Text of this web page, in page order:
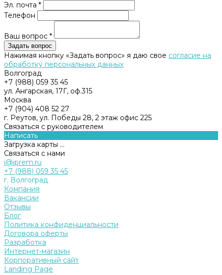
Эл. почта *
Телефон
Ваш вопрос *
Нажимая кнопку «Задать вопрос» я даю свое согласие на
обработку персональных данных
Волгоград
+7 (988) 059 35 45
ул. Ангарская, 17Г, оф.315
Москва
+7 (904) 408 52 27
г. Реутов, ул. Победы 28, 2 этаж офис 225
Связаться с руководителем
Написать
Загрузка карты ...
Связаться с нами
i@iprem.ru
+7 (988) 059 35 45
г. Волгоград
Компания
Вакансии
Отзывы
Блог
Политика конфиденциальности
Договора оферты
Разработка
Интернет-магазин
Корпоративный сайт
Landing Page